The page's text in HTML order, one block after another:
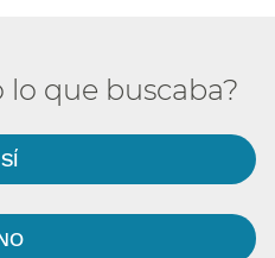
que buscaba?​​
SÍ​​